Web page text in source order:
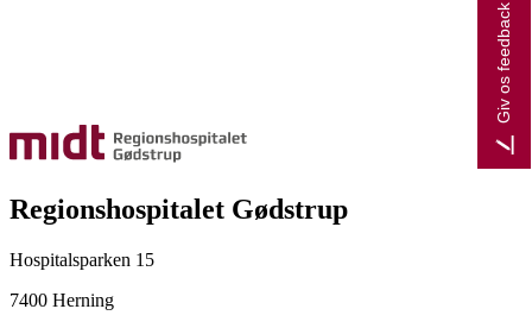
Regionshospitalet Gødstrup
Hospitalsparken 15
7400 Herning
Giv os feedback